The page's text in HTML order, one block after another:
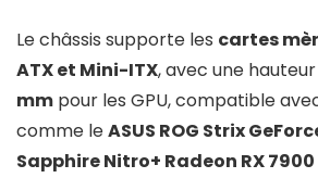
Le châssis supporte les cartes
ATX et Mini-ITX, avec une
mm pour les GPU, compatible
comme leASUS ROG Strix
Sapphire Nitro+ Radeon RX 7900